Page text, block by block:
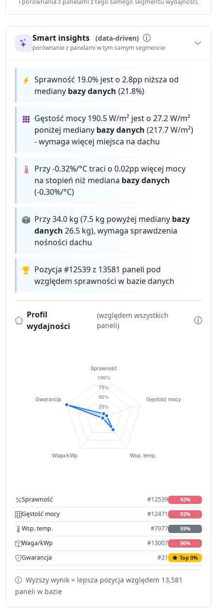
Smart insights (data-driven)
porównanie z panelami w tym samym segmencie
Sprawność 19.0% jest o 2.8pp niższa od
mediany bazy danych (21.8%)
Gęstość mocy 190.5 W/m² jest o 27.2 W/m²
poniżej mediany bazy danych (217.7 W/m²)
- wymaga więcej miejsca na dachu
Przy -0.32%/°C traci o 0.02pp więcej mocy
na stopień niż mediana bazy danych
(-0.30%/°C)
Przy 34.0 kg (7.5 kg powyżej mediany bazy
danych 26.5 kg), wymaga sprawdzenia
nośności dachu
Pozycja #12539 z 13581 paneli pod
względem sprawności w bazie danych
Profil
wydajności
(względem wszystkich
paneli)
Sprawność #12539 92%
Gęstość mocy #12471 92%
Wsp. temp. #7977 59%
Waga/kWp #13007 96%
Gwarancja #21 Top 0%
Wyższy wynik = lepsza pozycja względem 13,581
paneli w bazie